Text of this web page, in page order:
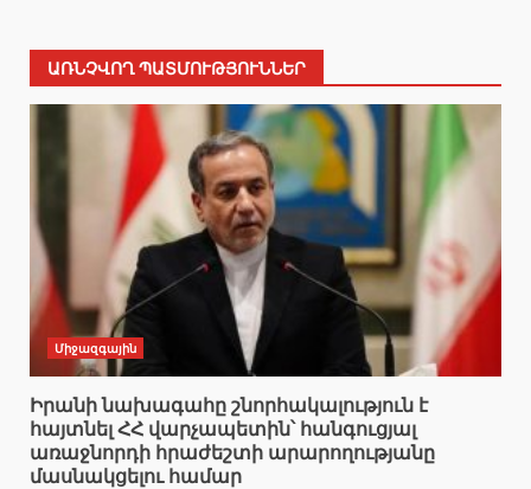
ԱՌՆՉՎՈՂ ՊԱՏՄՈՒԹՅՈՒՆՆԵՐ
Միջազգային
Իրանի նախագահը շնորհակալություն է
հայտնել ՀՀ վարչապետին՝ հանգուցյալ
առաջնորդի հրաժեշտի արարողությանը
մասնակցելու համար